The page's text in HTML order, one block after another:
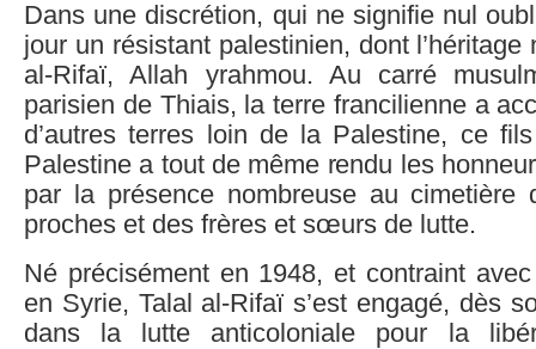
Dans une discrétion, qui ne signifie nul
jour un résistant palestinien, dont l’héritage
al-Rifaï, Allah yrahmou. Au carré
parisien de Thiais, la terre francilienne a
d’autres terres loin de la Palestine, ce
Palestine a tout de même rendu les
par la présence nombreuse au cimetière
proches et des frères et sœurs de lutte.
Né précisément en 1948, et contraint
en Syrie, Talal al-Rifaï s’est engagé, dès
dans la lutte anticoloniale pour la